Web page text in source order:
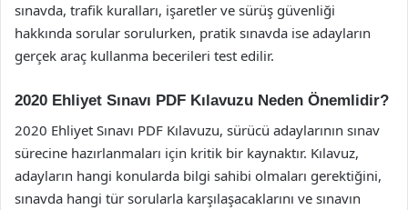
sınavda, trafik kuralları, işaretler ve sürüş güvenliği
hakkında sorular sorulurken, pratik sınavda ise adayların
gerçek araç kullanma becerileri test edilir.
2020 Ehliyet Sınavı PDF Kılavuzu Neden Önemlidir?
2020 Ehliyet Sınavı PDF Kılavuzu, sürücü adaylarının sınav
sürecine hazırlanmaları için kritik bir kaynaktır. Kılavuz,
adayların hangi konularda bilgi sahibi olmaları gerektiğini,
sınavda hangi tür sorularla karşılaşacaklarını ve sınavın